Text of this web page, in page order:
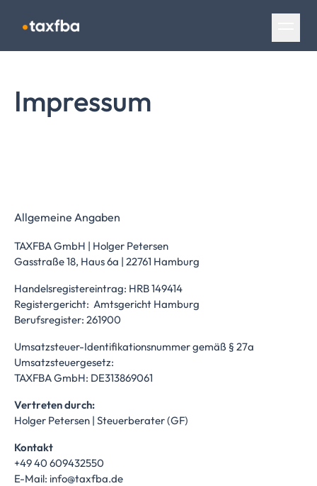
Navigation überspringen
Impressum
Allgemeine Angaben
TAXFBA GmbH | Holger Petersen
Gasstraße 18, Haus 6a | 22761 Hamburg
Handelsregistereintrag: HRB 149414
Registergericht: Amtsgericht Hamburg
Berufsregister: 261900
Umsatzsteuer-Identifikationsnummer gemäß § 27a
Umsatzsteuergesetz:
TAXFBA GmbH: DE313869061
Vertreten durch:
Holger Petersen | Steuerberater (GF)
Kontakt
+49 40 609432550
E-Mail: info@taxfba.de